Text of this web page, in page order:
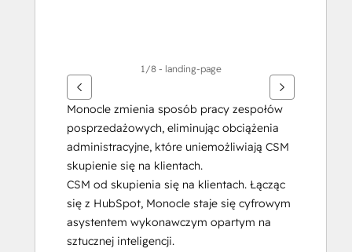
1/8 - landing-page
Monocle zmienia sposób pracy zespołów
posprzedażowych, eliminując obciążenia
administracyjne, które uniemożliwiają CSM
skupienie się na klientach.
CSM od skupienia się na klientach. Łącząc
się z HubSpot, Monocle staje się cyfrowym
asystentem wykonawczym opartym na
sztucznej inteligencji.